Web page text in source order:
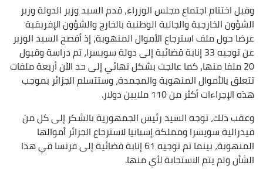
وقبل اختتام اجتماع مجلس الوزراء، قدم السيد وزير الدولة وزير
الشؤون الخارجية والجالية الوطنية بالخارج والشؤون الإفريقية
عرضا حول ملف استرجاع الأموال المنهوبة، إذ أفصح السيد الوزير
عن توجيه 33 إنابة قضائية إلى دولة سويسرا، تم دراسة وقبول
20 ملفا منها، كما عالجت بشكل نهائي إلى حد الآن أربعة ملفات
تتعلق بالأموال المنهوبة والمجمدة، وستتسلم الجزائر بموجب
هذه الإجراءات أكثر من 110 ملايين دولار.
وعقب ذلك، توجه السيد رئيس الجمهورية بالشكر إلى كل من
فيدرالية سويسرا ومملكة إسبانيا لاسترجاع الجزائر أموالها
المنهوبة، بينما تم توجيه 61 إنابة قضائية إلى فرنسا في هذا
الشأن ولم يتم الاستجابة لأي منها.